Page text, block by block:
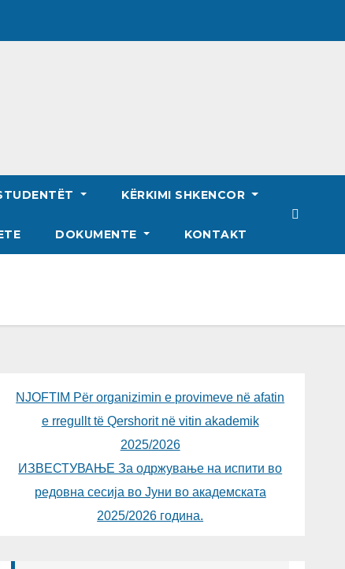
KËRKIMI SHKENCOR
DOKUMENTE KONTAKT
NJOFTIM Për organizimin e provimeve në afatin
e rregullt të Qershorit në vitin akademik
2025/2026
ИЗВЕСТУВАЊЕ За одржување на испити во
редовна сесија во Јуни во академската
2025/2026 година.